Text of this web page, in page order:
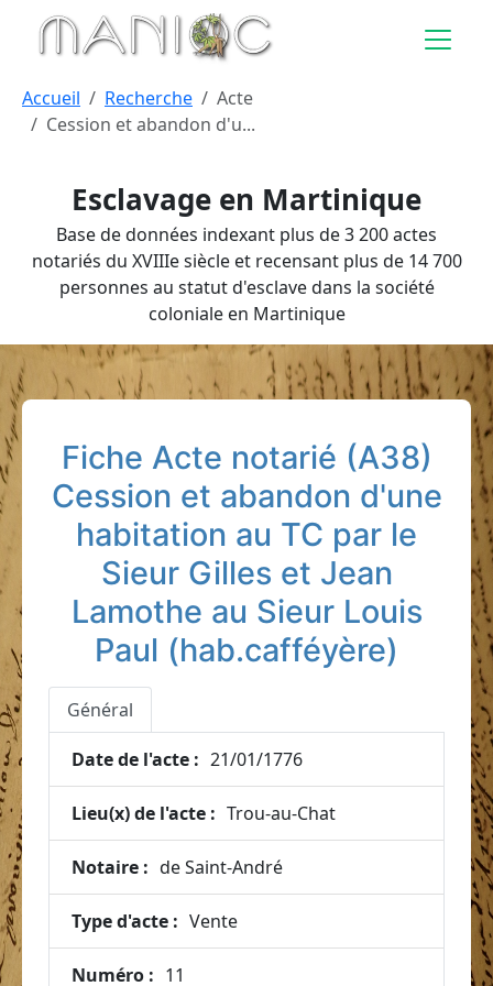
Aller au contenu principal
Esclavage en Martinique
Base de données indexant plus de 3 200 actes
notariés du XVIIIe siècle et recensant plus de 14 700
personnes au statut d'esclave dans la société
coloniale en Martinique
Accueil Recherche
Acte
Cession et abandon d'u...
Fiche Acte notarié (A38)
Cession et abandon d'une
habitation au TC par le
Sieur Gilles et Jean
Lamothe au Sieur Louis
Paul (hab.cafféyère)
Général
Date de l'acte : 21/01/1776
Lieu(x) de l'acte : Trou-au-Chat
Notaire : de Saint-André
Type d'acte : Vente
Numéro : 11